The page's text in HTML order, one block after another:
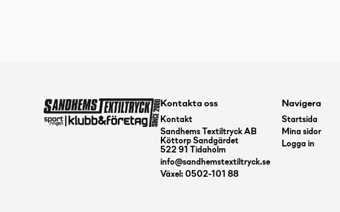
Kontakta oss
Kontakt
Sandhems Textiltryck AB
Köttorp Sandgärdet
522 91 Tidaholm
info@sandhemstextiltryck.se
Växel: 0502-101 88
Navigera
Startsida
Mina sidor
Logga in